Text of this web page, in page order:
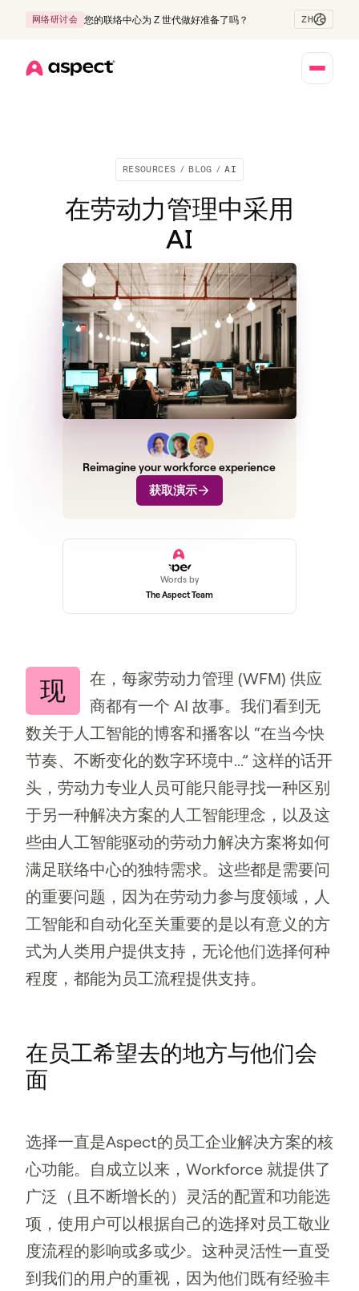
网络研讨会 您的联络中心为 Z 世代做好准备了吗？ ZH
RESOURCES / BLOG / AI
在劳动力管理中采用
AI
Reimagine your workforce experience
获取演示
Words by
The Aspect Team
现
在，每家劳动力管理 (WFM) 供应
商都有一个 AI 故事。我们看到无
数关于人工智能的博客和播客以 “在当今快
节奏、不断变化的数字环境中...” 这样的话开
头，劳动力专业人员可能只能寻找一种区别
于另一种解决方案的人工智能理念，以及这
些由人工智能驱动的劳动力解决方案将如何
满足联络中心的独特需求。这些都是需要问
的重要问题，因为在劳动力参与度领域，人
工智能和自动化至关重要的是以有意义的方
式为人类用户提供支持，无论他们选择何种
程度，都能为员工流程提供支持。
在员工希望去的地方与他们会
面
选择一直是Aspect的员工企业解决方案的核
心功能。自成立以来，Workforce 就提供了
广泛（且不断增长的）灵活的配置和功能选
项，使用户可以根据自己的选择对员工敬业
度流程的影响或多或少。这种灵活性一直受
到我们的用户的重视，因为他们既有经验丰